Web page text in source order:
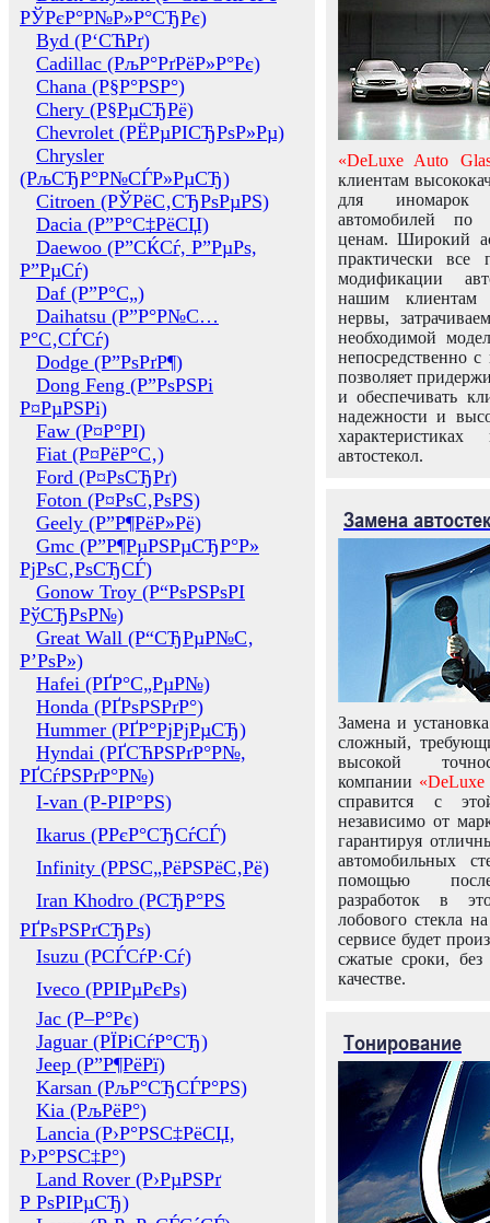
РЎРєР°Р№Р»Р°СЂРє)
Byd (Р‘СЋРґ)
Cadillac (РљР°РґРёР»Р°Рє)
Chana (Р§Р°РЅР°)
Chery (Р§РµСЂРё)
Chevrolet (РЁРµРІСЂРѕР»Рµ)
Chrysler
(РљСЂР°Р№СЃР»РµСЂ)
Citroen (РЎРёС‚СЂРѕРµРЅ)
Dacia (Р”Р°С‡РёСЏ)
Daewoo (Р”СЌСѓ, Р”РµРѕ,
Р”РµСѓ)
Daf (Р”Р°С„)
Daihatsu (Р”Р°Р№С…
Р°С‚СЃСѓ)
Dodge (Р”РѕРґР¶)
Dong Feng (Р”РѕРЅРі
Р¤РµРЅРі)
Faw (Р¤Р°РІ)
Fiat (Р¤РёР°С‚)
Ford (Р¤РѕСЂРґ)
Foton (Р¤РѕС‚РѕРЅ)
Geely (Р”Р¶РёР»Рё)
Gmc (Р”Р¶РµРЅРµСЂР°Р»
РјРѕС‚РѕСЂСЃ)
Gonow Troy (Р“РѕРЅРѕРІ
РўСЂРѕР№)
Great Wall (Р“СЂРµР№С‚
Р’РѕР»)
Hafei (РҐР°С„РµР№)
Honda (РҐРѕРЅРґР°)
Hummer (РҐР°РјРјРµСЂ)
Hyndai (РҐСЋРЅРґР°Р№,
РҐСѓРЅРґР°Р№)
I-van (Р-РІР°РЅ)
Ikarus (РРєР°СЂСѓСЃ)
Infinity (РРЅС„РёРЅРёС‚Рё)
Iran Khodro (РСЂР°РЅ
РҐРѕРЅРґСЂРѕ)
Isuzu (РСЃСѓР·Сѓ)
Iveco (РРІРµРєРѕ)
Jac (Р–Р°Рє)
Jaguar (РЇРіСѓР°СЂ)
Jeep (Р”Р¶РёРї)
Karsan (РљР°СЂСЃР°РЅ)
Kia (РљРёР°)
Lancia (Р›Р°РЅС‡РёСЏ,
Р›Р°РЅС‡Р°)
Land Rover (Р›РµРЅРґ
Р РѕРІРµСЂ)
«DeLuxe Auto
клиентам
для иномарок
автомобилей
ценам. Широкий
практически все
модификации
нашим клиентам
нервы,
необходимой
непосредственно
позволяет
и обеспечивать
надежности и
автостекол.
Замена
Замена и
сложный,
высокой
компании «DeLuxe
справится с
независимо от
гарантируя
автомобильных
помощью
разработок в
лобового стекла
сервисе будет
сжатые сроки,
качестве.
Тонирование